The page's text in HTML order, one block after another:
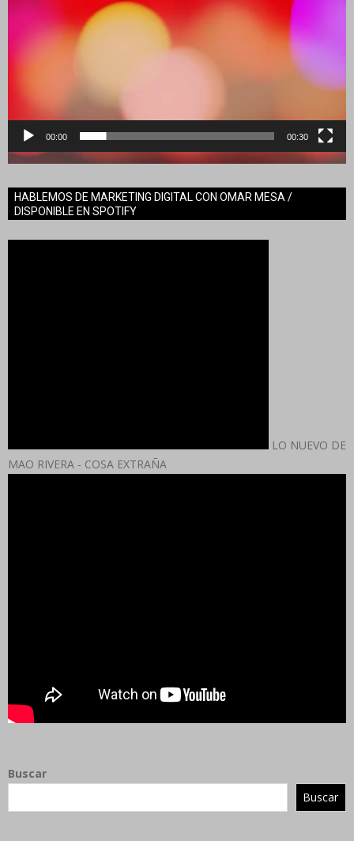
00:00 00:30
HABLEMOS DE MARKETING DIGITAL CON OMAR MESA /
DISPONIBLE EN SPOTIFY
LO NUEVO DE
MAO RIVERA - COSA EXTRAÑA
Buscar
Buscar